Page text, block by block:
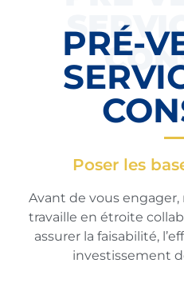
PRÉ-
Poser les
Avant de vous
travaille en étroite
assurer la faisabilité,
investissement